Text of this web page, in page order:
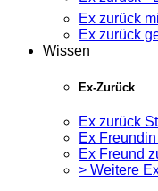
Ex zurück
Ex zurück
Wissen
Ex-Zurück
Ex zurück
Ex
Ex Freund
> Weitere